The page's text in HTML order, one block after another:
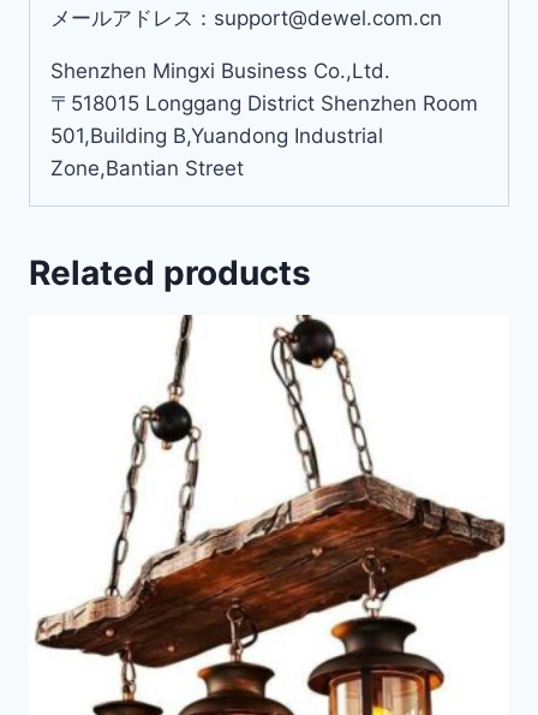
メールアドレス：support@dewel.com.cn
Shenzhen Mingxi Business Co.,Ltd.
〒518015 Longgang District Shenzhen Room
501,Building B,Yuandong Industrial
Zone,Bantian Street
Related products